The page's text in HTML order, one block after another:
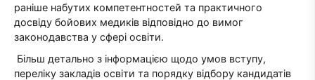
раніше набутих компетентностей та практичного
досвіду бойових медиків відповідно до вимог
законодавства у сфері освіти.
Більш детально з інформацією щодо умов вступу,
переліку закладів освіти та порядку відбору кандидатів